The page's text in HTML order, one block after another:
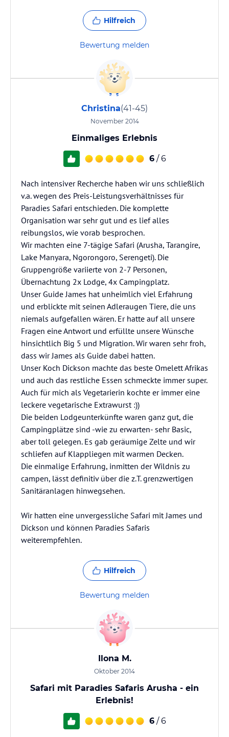
Hilfreich
Bewertung melden
Christina(41-45)
November 2014
Einmaliges Erlebnis
6 / 6
Nach intensiver Recherche haben wir uns schließlich
v.a. wegen des Preis-Leistungsverhältnisses für
Paradies Safari entschieden. Die komplette
Organisation war sehr gut und es lief alles
reibungslos, wie vorab besprochen.
Wir machten eine 7-tägige Safari (Arusha, Tarangire,
Lake Manyara, Ngorongoro, Serengeti). Die
Gruppengröße variierte von 2-7 Personen,
Übernachtung 2x Lodge, 4x Campingplatz.
Unser Guide James hat unheimlich viel Erfahrung
und erblickte mit seinen Adleraugen Tiere, die uns
niemals aufgefallen wären. Er hatte auf all unsere
Fragen eine Antwort und erfüllte unsere Wünsche
hinsichtlich Big 5 und Migration. Wir waren sehr froh,
dass wir James als Guide dabei hatten.
Unser Koch Dickson machte das beste Omelett Afrikas
und auch das restliche Essen schmeckte immer super.
Auch für mich als Vegetarierin kochte er immer eine
leckere vegetarische Extrawurst :))
Die beiden Lodgeunterkünfte waren ganz gut, die
Campingplätze sind -wie zu erwarten- sehr Basic,
aber toll gelegen. Es gab geräumige Zelte und wir
schliefen auf Klappliegen mit warmen Decken.
Die einmalige Erfahrung, inmitten der Wildnis zu
campen, lässt definitiv über die z.T. grenzwertigen
Sanitäranlagen hinwegsehen.
Wir hatten eine unvergessliche Safari mit James und
Dickson und können Paradies Safaris
weiterempfehlen.
Hilfreich
Bewertung melden
Ilona M.
Oktober 2014
Safari mit Paradies Safaris Arusha - ein
Erlebnis!
6 / 6